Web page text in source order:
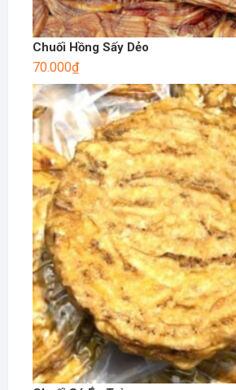
Chuối Hồng Sấy Dẻo
70.000₫